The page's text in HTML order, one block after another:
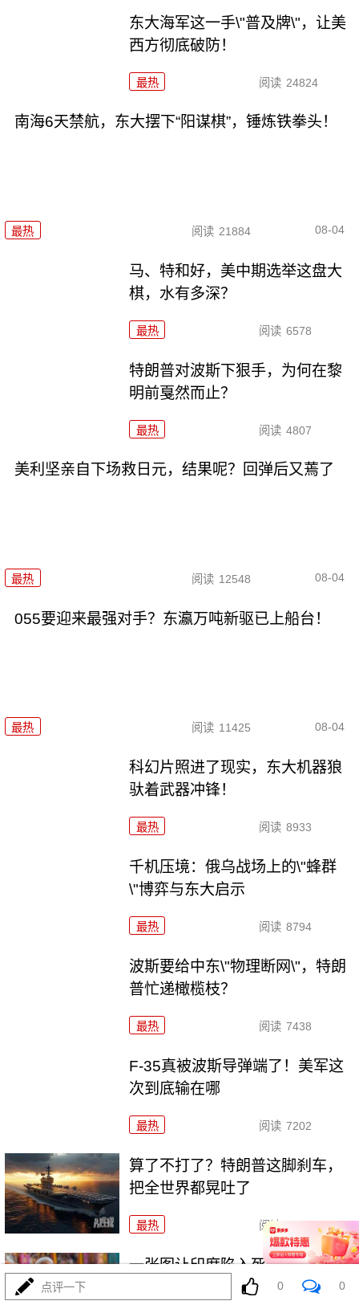
东大海军这一手\"普及牌\"，让美
西方彻底破防！
最热 阅读 24824
南海6天禁航，东大摆下“阳谋棋”，锤炼铁拳头！
最热 阅读 21884 08-04
马、特和好，美中期选举这盘大
棋，水有多深？
最热 阅读 6578
特朗普对波斯下狠手，为何在黎
明前戛然而止？
最热 阅读 4807
美利坚亲自下场救日元，结果呢？回弹后又蔫了
最热 阅读 12548 08-04
055要迎来最强对手？东瀛万吨新驱已上船台！
最热 阅读 11425 08-04
科幻片照进了现实，东大机器狼
驮着武器冲锋！
最热 阅读 8933
千机压境：俄乌战场上的\"蜂群
\"博弈与东大启示
最热 阅读 8794
波斯要给中东\"物理断网\"，特朗
普忙递橄榄枝？
最热 阅读 7438
F-35真被波斯导弹端了！美军这
次到底输在哪
最热 阅读 7202
算了不打了？特朗普这脚刹车，
把全世界都晃吐了
最热 阅读 16100
一张图让印度陷入死寂，五枚金
牌背后的终极真相
点评一下 0 0